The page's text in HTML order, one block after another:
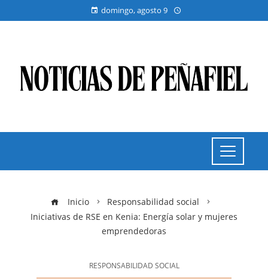
domingo, agosto 9
Inicio
Responsabilidad social
Iniciativas de RSE en Kenia: Energía solar y mujeres
emprendedoras
RESPONSABILIDAD SOCIAL